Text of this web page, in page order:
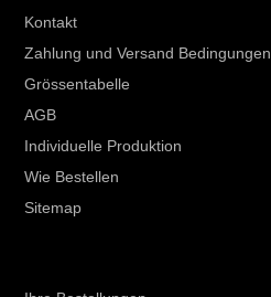
Kontakt
Zahlung und Versand Bedingungen
Grössentabelle
AGB
Individuelle Produktion
Wie Bestellen
Sitemap